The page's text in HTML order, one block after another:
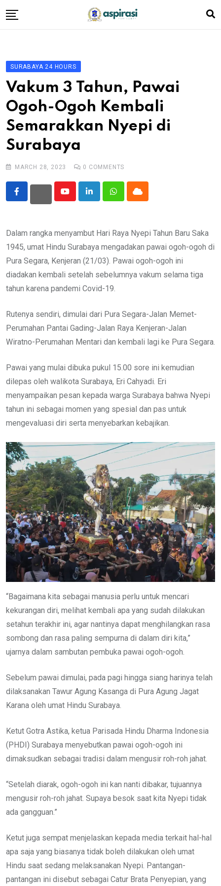
to
Berita
Komen Warga
Podcast
Tentang Kami
SURABAYA 24 HOURS
Vakum 3 Tahun, Pawai
Ogoh-Ogoh Kembali
Semarakkan Nyepi di
Surabaya
MARCH 28, 2023 0 COMMENTS
YoutubeLinkedInWhatsappCloud
Dalam rangka menyambut Hari Raya Nyepi Tahun Baru Saka
1945, umat Hindu Surabaya mengadakan pawai ogoh-ogoh di
Pura Segara, Kenjeran (21/03). Pawai ogoh-ogoh ini
diadakan kembali setelah sebelumnya vakum selama tiga
tahun karena pandemi Covid-19.
Rutenya sendiri, dimulai dari Pura Segara-Jalan Memet-
Perumahan Pantai Gading-Jalan Raya Kenjeran-Jalan
Wiratno-Perumahan Mentari dan kembali lagi ke Pura Segara.
Pawai yang mulai dibuka pukul 15.00 sore ini kemudian
dilepas oleh walikota Surabaya, Eri Cahyadi. Eri
menyampaikan pesan kepada warga Surabaya bahwa Nyepi
tahun ini sebagai momen yang spesial dan pas untuk
mengevaluasi diri serta menyebarkan kebajikan.
“Bagaimana kita sebagai manusia perlu untuk mencari
kekurangan diri, melihat kembali apa yang sudah dilakukan
setahun terakhir ini, agar nantinya dapat menghilangkan rasa
sombong dan rasa paling sempurna di dalam diri kita,”
ujarnya dalam sambutan pembuka pawai ogoh-ogoh.
Sebelum pawai dimulai, pada pagi hingga siang harinya telah
dilaksanakan Tawur Agung Kasanga di Pura Agung Jagat
Karana oleh umat Hindu Surabaya.
Ketut Gotra Astika, ketua Parisada Hindu Dharma Indonesia
(PHDI) Surabaya menyebutkan pawai ogoh-ogoh ini
dimaksudkan sebagai tradisi dalam mengusir roh-roh jahat.
“Setelah diarak, ogoh-ogoh ini kan nanti dibakar, tujuannya
mengusir roh-roh jahat. Supaya besok saat kita Nyepi tidak
ada gangguan.”
Ketut juga sempat menjelaskan kepada media terkait hal-hal
apa saja yang biasanya tidak boleh dilakukan oleh umat
Hindu saat sedang melaksanakan Nyepi. Pantangan-
pantangan ini disebut sebagai Catur Brata Penyepian, yang